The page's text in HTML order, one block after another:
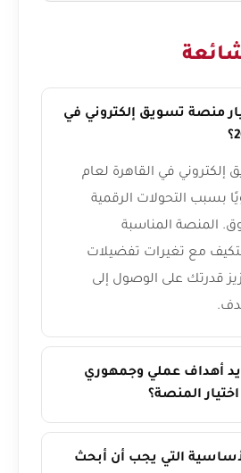
منصة تسويق إلكتروني في
إلكتروني في القاهرة لعام
حيويًا بسبب التحولات الرقمية
المنصة المناسبة
مع تغيرات تفضيلات
قدرتك على الوصول إلى
أهداف عملي وجمهوري
المنصة؟
التي يجب أن أبحث